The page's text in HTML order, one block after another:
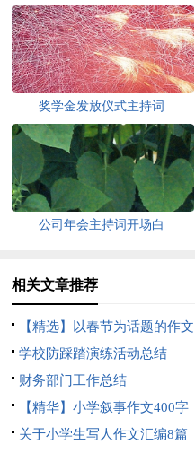
奖学金发放仪式主持词
公司年会主持词开场白
相关文章推荐
【精选】以春节为话题的作文
锦集8篇
学校防踩踏演练活动总结
财务部门工作总结
【精华】小学叙事作文400字
集锦九篇
关于小学生写人作文汇编8篇